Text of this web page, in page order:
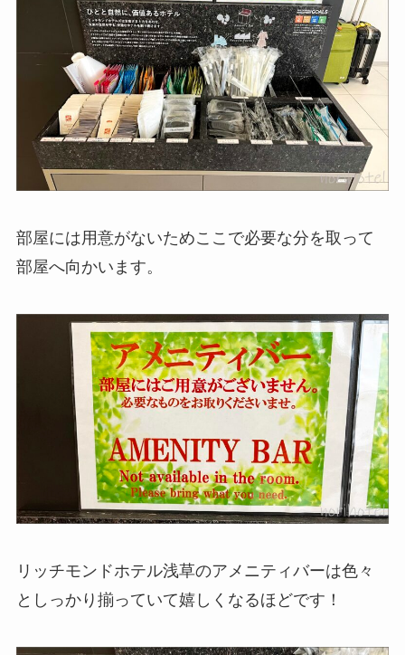
部屋には用意がないためここで必要な分を取って
部屋へ向かいます。
リッチモンドホテル浅草のアメニティバーは色々
としっかり揃っていて嬉しくなるほどです！